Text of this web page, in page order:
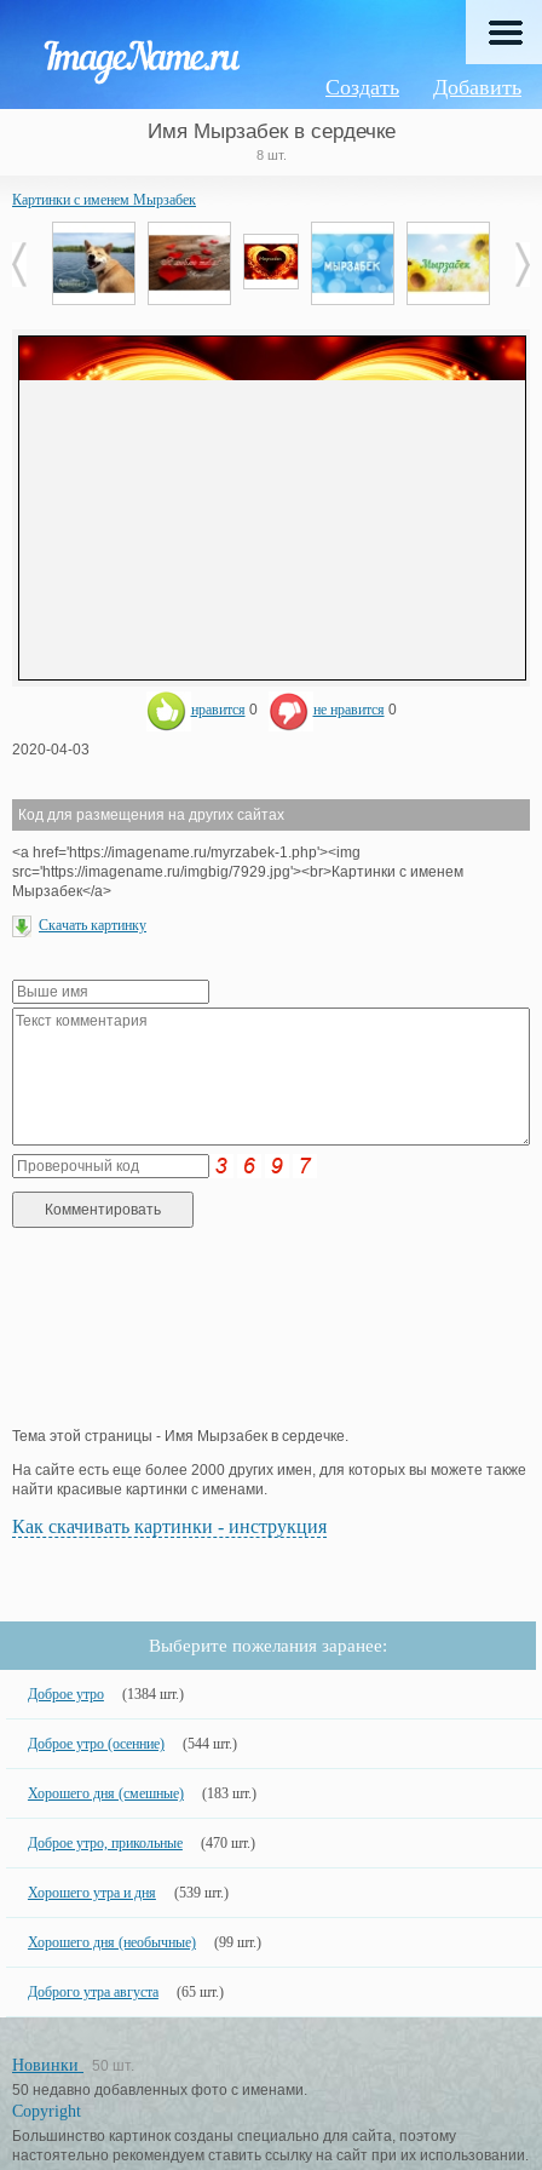
Добавить
Создать
Имя Мырзабек в сердечке
8 шт.
Картинки с именем Мырзабек
нравится 0 не нравится 0
2020-04-03
Код для размещения на других сайтах
<a href='https://imagename.ru/myrzabek-1.php'><img
src='https://imagename.ru/imgbig/7929.jpg'><br>Картинки с именем
Мырзабек</a>
Скачать картинку
Тема этой страницы - Имя Мырзабек в сердечке.
На сайте есть еще более 2000 других имен, для которых вы можете также
найти красивые картинки с именами.
Как скачивать картинки - инструкция
Выберите пожелания заранее:
Доброе утро (1384 шт.)
Доброе утро (осенние) (544 шт.)
Хорошего дня (смешные) (183 шт.)
Доброе утро, прикольные (470 шт.)
Хорошего утра и дня (539 шт.)
Хорошего дня (необычные) (99 шт.)
Доброго утра августа (65 шт.)
Новинки
50 шт.
50 недавно добавленных фото с именами.
Copyright
Большинство картинок созданы специально для сайта, поэтому
настоятельно рекомендуем ставить ссылку на сайт при их использовании.